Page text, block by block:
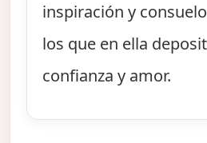
inspiración y
los que en ella
confianza y amor.